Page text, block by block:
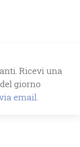
Ricevi una
giorno
email.